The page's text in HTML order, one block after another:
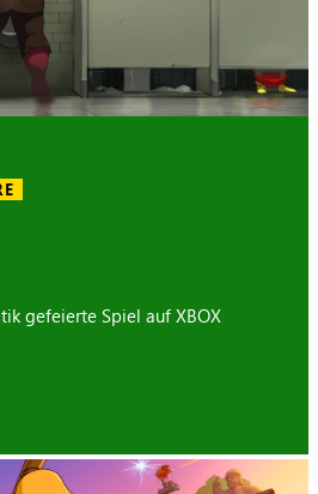
gefeierte Spiel auf XBOX